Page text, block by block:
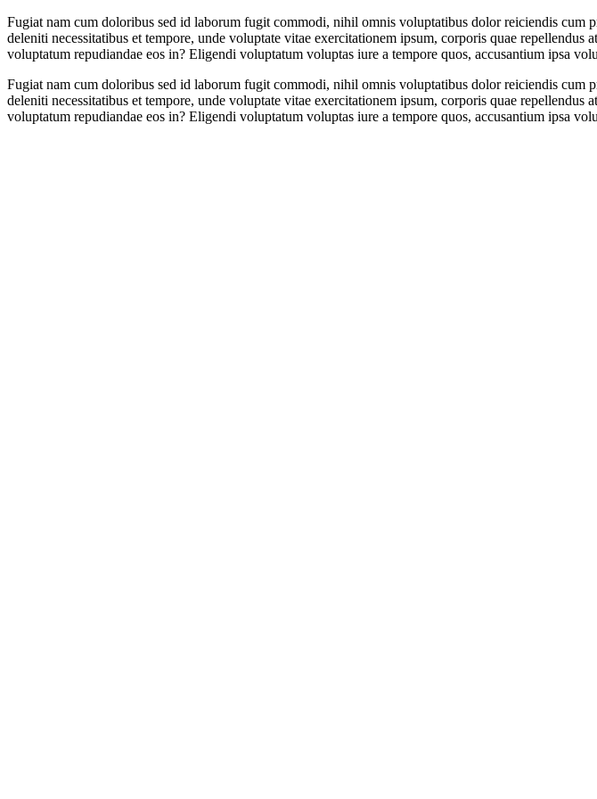
Fugiat nam cum doloribus sed id laborum fugit commodi, nihil omnis voluptatibus dolor reiciendis
deleniti necessitatibus et tempore, unde voluptate vitae exercitationem ipsum, corporis quae
voluptatum repudiandae eos in? Eligendi voluptatum voluptas iure a tempore quos, accusantium ipsa
Fugiat nam cum doloribus sed id laborum fugit commodi, nihil omnis voluptatibus dolor reiciendis
deleniti necessitatibus et tempore, unde voluptate vitae exercitationem ipsum, corporis quae
voluptatum repudiandae eos in? Eligendi voluptatum voluptas iure a tempore quos, accusantium ipsa